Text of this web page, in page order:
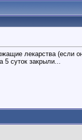
лекарства (если
5 суток закрыли...